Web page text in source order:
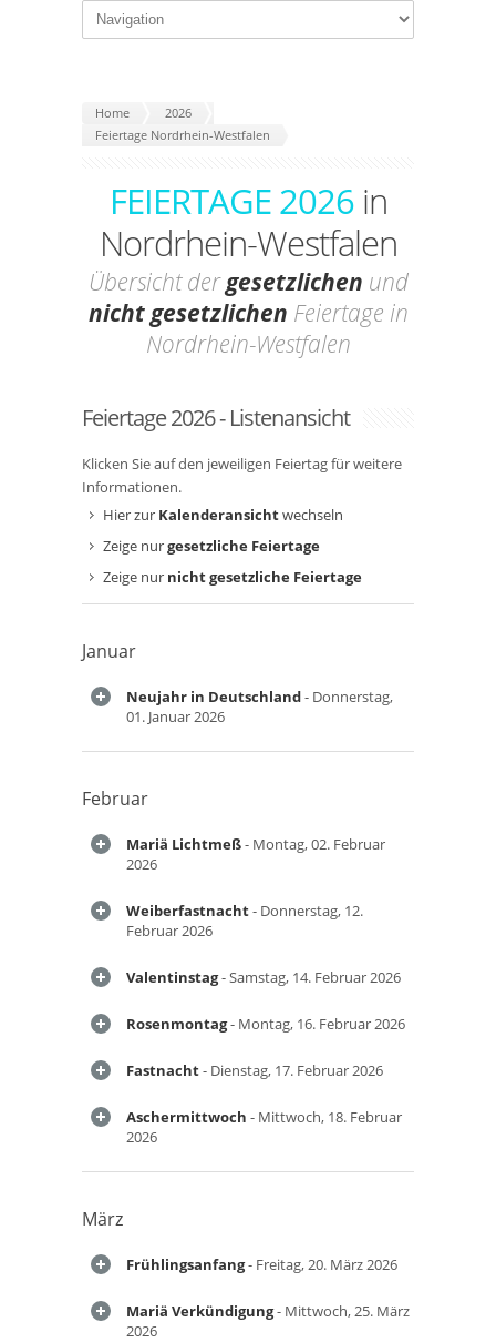
Home
2026
Feiertage Nordrhein-Westfalen
FEIERTAGE 2026in
Nordrhein-Westfalen
Übersicht dergesetzlichen und
nicht gesetzlichen Feiertage in
Nordrhein-Westfalen
Feiertage 2026 - Listenansicht
Klicken Sie auf den jeweiligen Feiertag für weitere
Informationen.
Hier zur Kalenderansichtwechseln
Zeige nurgesetzliche Feiertage
Zeige nur nicht gesetzliche Feiertage
Januar
Neujahr in Deutschland- Donnerstag,
01. Januar 2026
Februar
Mariä Lichtmeß- Montag, 02. Februar
2026
Weiberfastnacht- Donnerstag, 12.
Februar 2026
Valentinstag- Samstag, 14. Februar 2026
Rosenmontag- Montag, 16. Februar 2026
Fastnacht- Dienstag, 17. Februar 2026
Aschermittwoch - Mittwoch, 18. Februar
2026
März
Frühlingsanfang- Freitag, 20. März 2026
Mariä Verkündigung- Mittwoch, 25. März
2026